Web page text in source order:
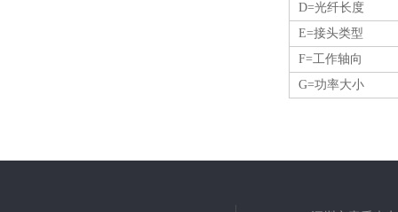
D=光纤长度
E=接头类型
F=工作轴向
G=功率大小